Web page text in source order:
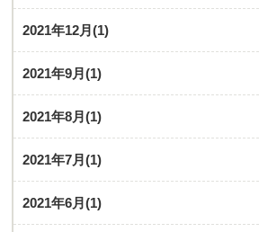
2021年12月(1)
2021年9月(1)
2021年8月(1)
2021年7月(1)
2021年6月(1)